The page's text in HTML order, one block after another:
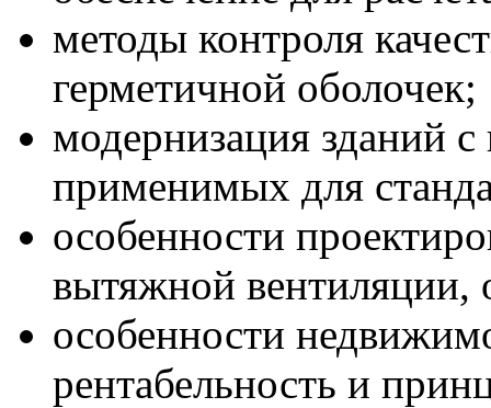
методы контроля
герметичной оболочек;
модернизация зданий
применимых для
особенности
вытяжной
особенности
рентабельность и